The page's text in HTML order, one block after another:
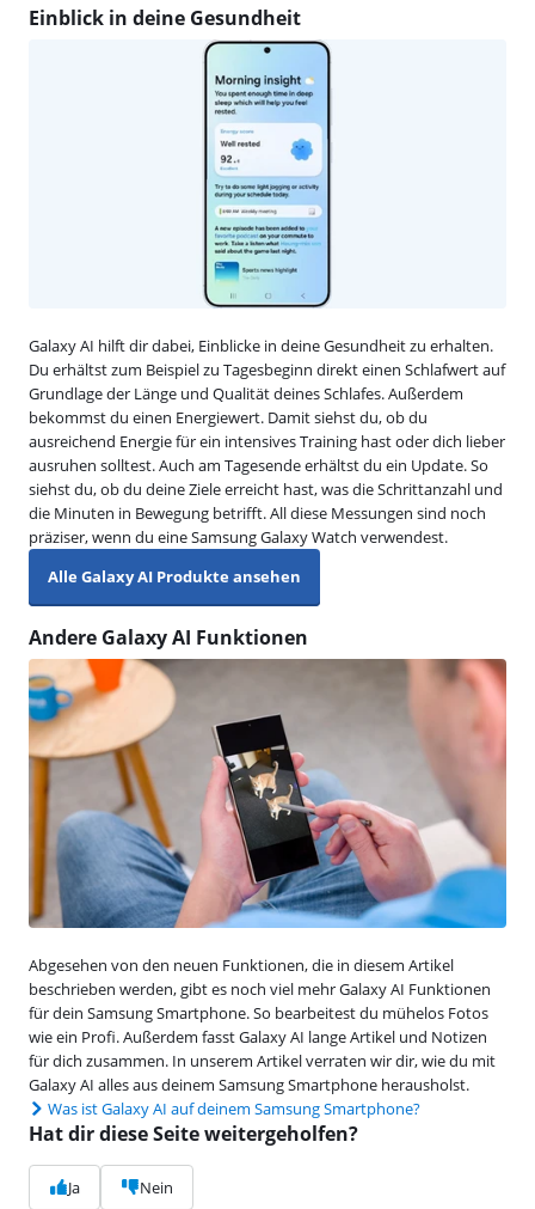
Einblick in deine Gesundheit
Galaxy AI hilft dir dabei, Einblicke in deine Gesundheit zu erhalten.
Du erhältst zum Beispiel zu Tagesbeginn direkt einen Schlafwert auf
Grundlage der Länge und Qualität deines Schlafes. Außerdem
bekommst du einen Energiewert. Damit siehst du, ob du
ausreichend Energie für ein intensives Training hast oder dich lieber
ausruhen solltest. Auch am Tagesende erhältst du ein Update. So
siehst du, ob du deine Ziele erreicht hast, was die Schrittanzahl und
die Minuten in Bewegung betrifft. All diese Messungen sind noch
präziser, wenn du eine Samsung Galaxy Watch verwendest.
Alle Galaxy AI Produkte ansehen
Andere Galaxy AI Funktionen
Abgesehen von den neuen Funktionen, die in diesem Artikel
beschrieben werden, gibt es noch viel mehr Galaxy AI Funktionen
für dein Samsung Smartphone. So bearbeitest du mühelos Fotos
wie ein Profi. Außerdem fasst Galaxy AI lange Artikel und Notizen
für dich zusammen. In unserem Artikel verraten wir dir, wie du mit
Galaxy AI alles aus deinem Samsung Smartphone herausholst.
Was ist Galaxy AI auf deinem Samsung Smartphone?
Hat dir diese Seite weitergeholfen?
Ja Nein